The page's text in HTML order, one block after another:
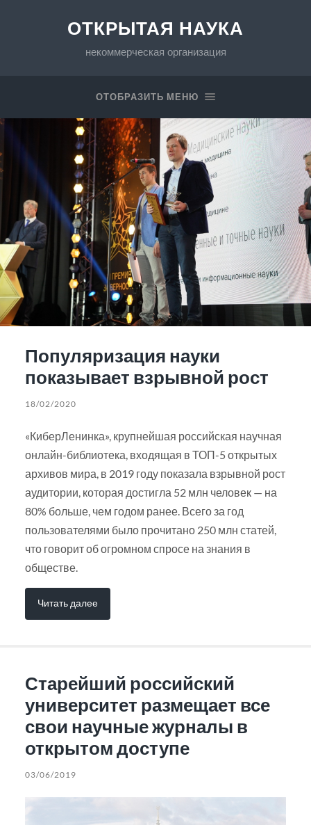
ОТКРЫТАЯ НАУКА
некоммерческая организация
ОТОБРАЗИТЬ МЕНЮ
Популяризация науки
показывает взрывной рост
18/02/2020
«КиберЛенинка», крупнейшая российская научная
онлайн-библиотека, входящая в ТОП-5 открытых
архивов мира, в 2019 году показала взрывной рост
аудитории, которая достигла 52 млн человек — на
80% больше, чем годом ранее. Всего за год
пользователями было прочитано 250 млн статей,
что говорит об огромном спросе на знания в
обществе.
Читать далее
Старейший российский
университет размещает все
свои научные журналы в
открытом доступе
03/06/2019